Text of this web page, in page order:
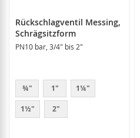
Rückschlagventil Messing,
Schrägsitzform
PN10 bar, 3/4" bis 2"
¾" 1" 1¼"
1½" 2"